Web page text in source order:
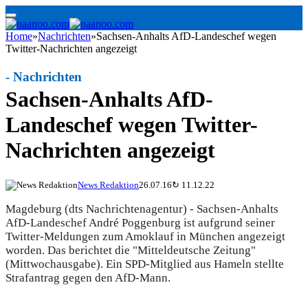
Home»Nachrichten»Sachsen-Anhalts AfD-Landeschef wegen
Twitter-Nachrichten angezeigt
Sachsen-Anhalts AfD-
Landeschef wegen Twitter-
Nachrichten angezeigt
- Nachrichten
News Redaktion26.07.16↻ 11.12.22
Magdeburg (dts Nachrichtenagentur) - Sachsen-Anhalts
AfD-Landeschef André Poggenburg ist aufgrund seiner
Twitter-Meldungen zum Amoklauf in München angezeigt
worden. Das berichtet die "Mitteldeutsche Zeitung"
(Mittwochausgabe). Ein SPD-Mitglied aus Hameln stellte
Strafantrag gegen den AfD-Mann.